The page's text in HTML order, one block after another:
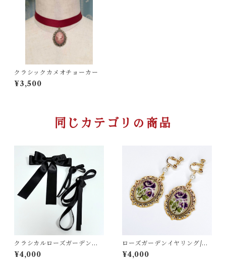
クラシックカメオチョーカー
¥3,500
同じカテゴリの商品
クラシカルローズガーデンワ
ンピース用編み上げリボンセ
ット
¥4,000
ローズガーデンイヤリング/ピ
アス
¥4,000